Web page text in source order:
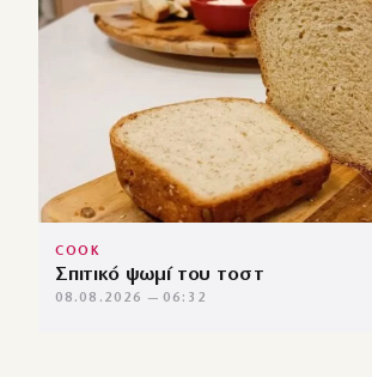
COOK
Σπιτικό ψωμί του τοστ
08.08.2026 — 06:32